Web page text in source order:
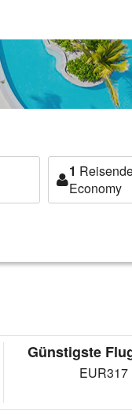
1
Economy
Günstigste
EUR317